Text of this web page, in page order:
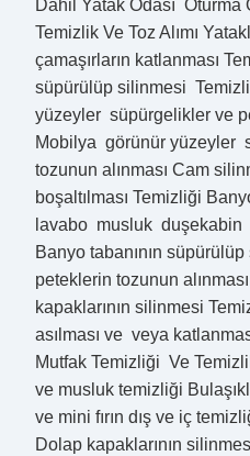
Dahil Yatak Odası Oturma
Temizlik Ve Toz Alımı
çamaşırların katlanması
süpürülüp silinmesi
yüzeyler süpürgelikler ve
Mobilya görünür yüzeyler
tozunun alınması Cam
boşaltılması Temizliği
lavabo musluk
Banyo tabanının
peteklerin tozunun
kapaklarının silinmesi
asılması ve veya
Mutfak Temizliği Ve
ve musluk temizliği
ve mini fırın dış ve iç
Dolap kapaklarının